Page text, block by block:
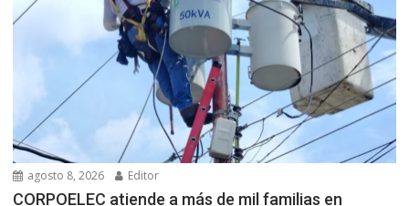
agosto 8, 2026 Editor
CORPOELEC atiende a más de mil familias en